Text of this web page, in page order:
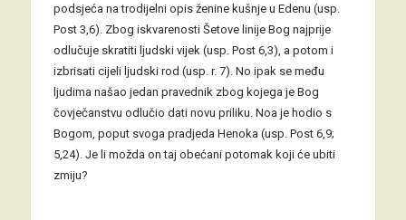
podsjeća na trodijelni opis ženine kušnje u Edenu (usp.
Post 3,6). Zbog iskvarenosti Šetove linije Bog najprije
odlučuje skratiti ljudski vijek (usp. Post 6,3), a potom i
izbrisati cijeli ljudski rod (usp. r. 7). No ipak se među
ljudima našao jedan pravednik zbog kojega je Bog
čovječanstvu odlučio dati novu priliku. Noa je hodio s
Bogom, poput svoga pradjeda Henoka (usp. Post 6,9;
5,24). Je li možda on taj obećani potomak koji će ubiti
zmiju?